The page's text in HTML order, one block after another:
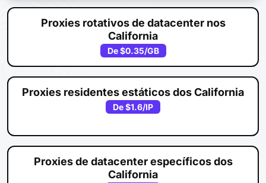
Proxies rotativos de datacenter nos
California
De$0.35/GB
Proxies residentes estáticos dos California
De$1.6/IP
Proxies de datacenter específicos dos
California